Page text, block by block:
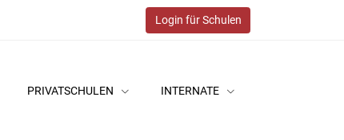
Login für Schulen
PRIVATSCHULEN INTERNATE